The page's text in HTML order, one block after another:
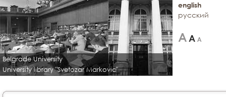
Belgrade University
University library "Svetozar Markovic"
english
русский